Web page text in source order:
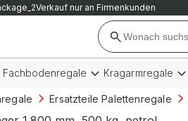
Verkauf nur an Firmenkunden
Fachbodenregale Kragarmregale
Ersatzteile Palettenregale